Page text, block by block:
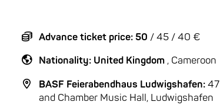
Advance ticket price: 50 / 45 / 40 €
Nationality: United Kingdom, Cameroon
BASF Feierabendhaus Ludwigshafen:47
and Chamber Music Hall, Ludwigshafen